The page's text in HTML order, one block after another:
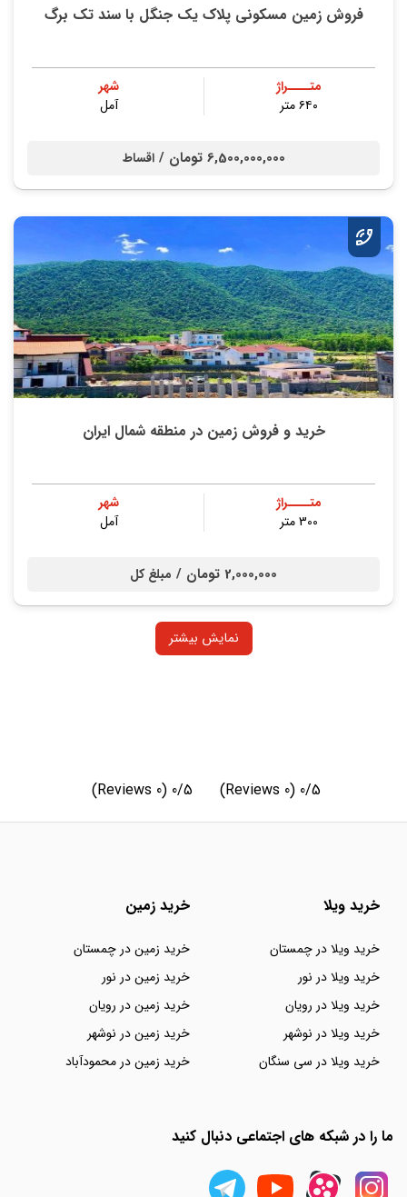
فروش زمین مسکونی پلاک یک جنگل با سند تک برگ
متــــراژ
۶۴۰ متر
شهر
آمل
6,500,000,000 تومان / اقساط
خرید و فروش زمین در منطقه شمال ایران
متــــراژ
300 متر
شهر
آمل
2,000,000 تومان / مبلغ کل
نمایش بیشتر
0/5
(0 Reviews)
0/5
(0 Reviews)
خرید ویلا
خرید ویلا در چمستان
خرید ویلا در نور
خرید ویلا در رویان
خرید ویلا در نوشهر
خرید ویلا در سی سنگان
خرید زمین
خرید زمین در چمستان
خرید زمین در نور
خرید زمین در رویان
خرید زمین در نوشهر
خرید زمین در محمودآباد
ما را در شبکه های اجتماعی دنبال کنید